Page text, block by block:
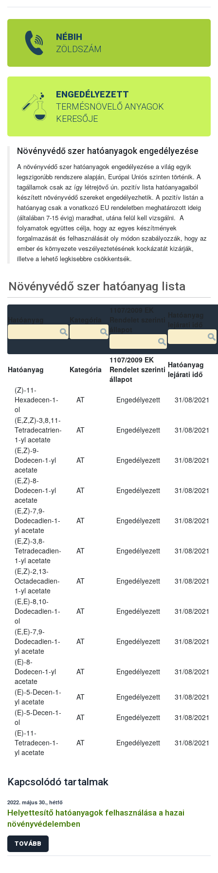
NÉBIH
ZÖLDSZÁM
ENGEDÉLYEZETT
TERMÉSNÖVELŐ ANYAGOK
KERESŐJE
Növényvédő szer hatóanyagok engedélyezése
A növényvédő szer hatóanyagok engedélyezése a világ egyik
legszigorúbb rendszere alapján, Európai Uniós szinten történik. A
tagállamok csak az így létrejövő ún. pozitív lista hatóanyagaiból
készített növényvédő szereket engedélyezhetik. A pozitív listán a
hatóanyag csak a vonatkozó EU rendeletben meghatározott ideig
(általában 7-15 évig) maradhat, utána felül kell vizsgálni. A
folyamatok együttes célja, hogy az egyes készítmények
forgalmazását és felhasználását oly módon szabályozzák, hogy az
ember és környezete veszélyeztetésének kockázatát kizárják,
illetve a lehető legkisebbre csökkentsék.
Növényvédő szer hatóanyag lista
Hatóanyag Kategória
1107/2009 EK
Rendelet szerinti
állapot
Hatóanyag
lejárati idő
(Z)-11-
Hexadecen-1-
ol
AT Engedélyezett 31/08/2021
(E,Z,Z)-3,8,11-
Tetradecatrien-
1-yl acetate
AT Engedélyezett 31/08/2021
(E,Z)-9-
Dodecen-1-yl
acetate
AT Engedélyezett 31/08/2021
(E,Z)-8-
Dodecen-1-yl
acetate
AT Engedélyezett 31/08/2021
(E,Z)-7,9-
Dodecadien-1-
yl acetate
AT Engedélyezett 31/08/2021
(E,Z)-3,8-
Tetradecadien-
1-yl acetate
AT Engedélyezett 31/08/2021
(E,Z)-2,13-
Octadecadien-
1-yl acetate
AT Engedélyezett 31/08/2021
(E,E)-8,10-
Dodecadien-1-
ol
AT Engedélyezett 31/08/2021
(E,E)-7,9-
Dodecadien-1-
yl acetate
AT Engedélyezett 31/08/2021
(E)-8-
Dodecen-1-yl
acetate
AT Engedélyezett 31/08/2021
(E)-5-Decen-1-
yl acetate
AT Engedélyezett
31/08/2021
(E)-5-Decen-1-
ol
AT Engedélyezett
31/08/2021
(E)-11-
Tetradecen-1-
yl acetate
AT Engedélyezett 31/08/2021
Kapcsolódó tartalmak
2022. május 30., hétfő
Helyettesítő hatóanyagok felhasználása a hazai
növényvédelemben
TOVÁBB